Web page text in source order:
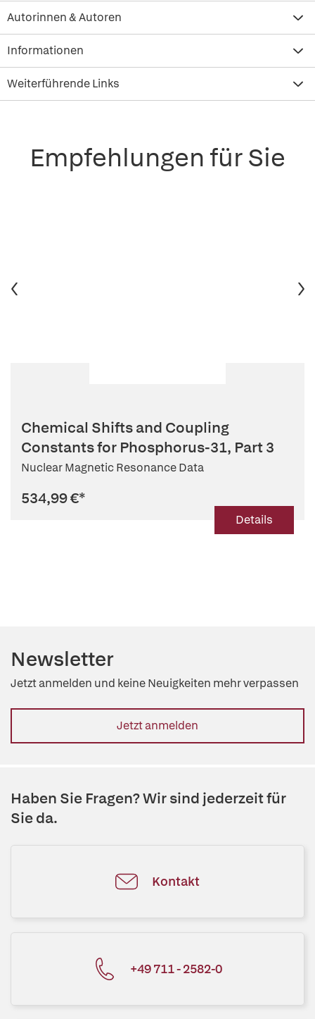
Autorinnen & Autoren
Informationen
Weiterführende Links
Empfehlungen für Sie
Chemical Shifts and Coupling
Constants for Phosphorus-31, Part 3
Nuclear Magnetic Resonance Data
534,99 €*
Details
Newsletter
Jetzt anmelden und keine Neuigkeiten mehr verpassen
Jetzt anmelden
Haben Sie Fragen? Wir sind jederzeit für
Sie da.
Kontakt
+49 711 - 2582-0